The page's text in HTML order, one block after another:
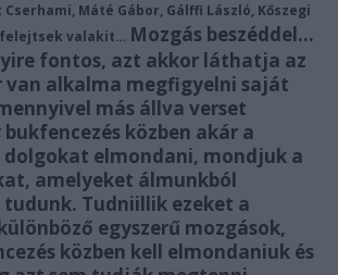
Máté Gábor, Gálffi László, Kőszegi
valakit… Mozgás beszéddel…
fontos, azt akkor láthatja az
van alkalma megfigyelni saját
más állva verset
közben akár a
dolgokat elmondani, mondjuk a
amelyeket álmunkból
tudunk. Tudniillik ezeket a
egyszerű mozgások,
közben kell elmondaniuk és